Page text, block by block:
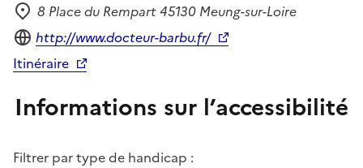
Adresse
8 Place du Rempart 45130 Meung-sur-Loire
Site internet
http://www.docteur-barbu.fr/
Itinéraire
Informations sur l’accessibilité
Filtrer par type de handicap :